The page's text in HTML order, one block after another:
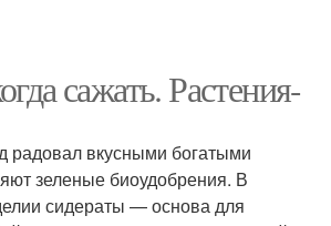
сажать. Растения-
радовал вкусными богатыми
зеленые биоудобрения. В
сидераты — основа для